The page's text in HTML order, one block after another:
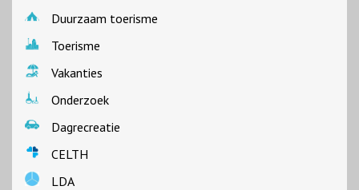
Duurzaam toerisme
Toerisme
Vakanties
Onderzoek
Dagrecreatie
CELTH
LDA